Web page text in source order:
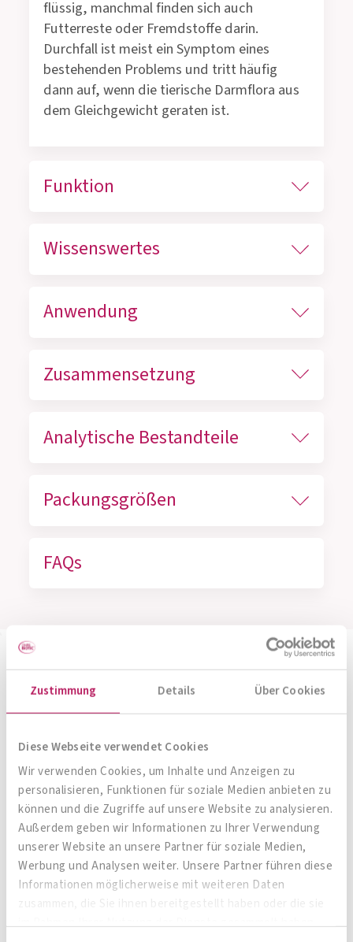
Zustimmung Details Über Cookies
Diese Webseite verwendet Cookies
Wir verwenden Cookies, um Inhalte und Anzeigen zu
personalisieren, Funktionen für soziale Medien anbieten zu
können und die Zugriffe auf unsere Website zu analysieren.
Außerdem geben wir Informationen zu Ihrer Verwendung
unserer Website an unsere Partner für soziale Medien,
Werbung und Analysen weiter. Unsere Partner führen diese
Informationen möglicherweise mit weiteren Daten
im Rahmen Ihrer Nutzung der Dienste gesammelt haben.
flüssig, manchmal finden sich auch
Futterreste oder Fremdstoffe darin.
Durchfall ist meist ein Symptom eines
bestehenden Problems und tritt häufig
dann auf, wenn die tierische Darmflora aus
dem Gleichgewicht geraten ist.
Funktion
Wissenswertes
Anwendung
Zusammensetzung
Analytische Bestandteile
Packungsgrößen
FAQs
Höchste Qualität für Ihr
"bauchgefühl"
Das könnte Sie
auch interessieren
Zum Produktberater